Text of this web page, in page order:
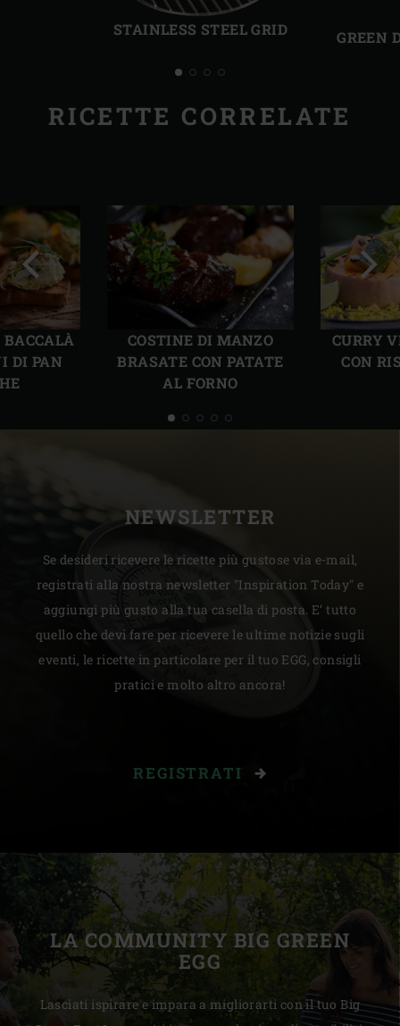
STAINLESS STEEL GRID GREEN
RICETTE CORRELATE
DI PAN
COSTINE DI MANZO
BRASATE CON PATATE
AL FORNO
CURRY
CON
Precedente
NEWSLETTER
Se desideri ricevere le ricette più gustose via e-mail,
registrati alla nostra newsletter "Inspiration Today" e
aggiungi più gusto alla tua casella di posta. E’ tutto
quello che devi fare per ricevere le ultime notizie sugli
eventi, le ricette in particolare per il tuo EGG, consigli
pratici e molto altro ancora!
REGISTRATI
LA COMMUNITY BIG GREEN
EGG
Lasciati ispirare e impara a migliorarti con il tuo Big